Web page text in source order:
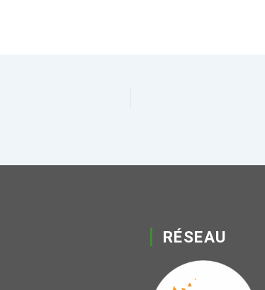
RÉSEAU